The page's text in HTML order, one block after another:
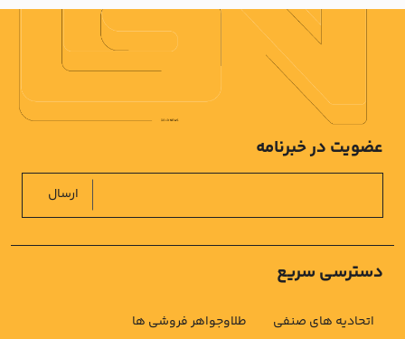
دسترسی سریع
اتحادیه های صنفی
طلاوجواهر فروشی ها
عضویت در خبرنامه
ارسال